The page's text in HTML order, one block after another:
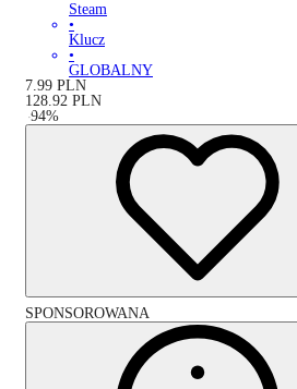
Steam
•
Klucz
•
GLOBALNY
7.99 PLN
128.92 PLN
-94%
SPONSOROWANA